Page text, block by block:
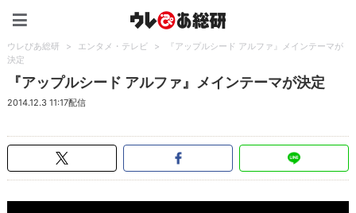
ウレぴあ総研 > エンタメ・テレビ >
『アップルシード アルファ』メインテーマが
決定
『アップルシード アルファ』メインテーマが決定
2014.12.3 11:17配信